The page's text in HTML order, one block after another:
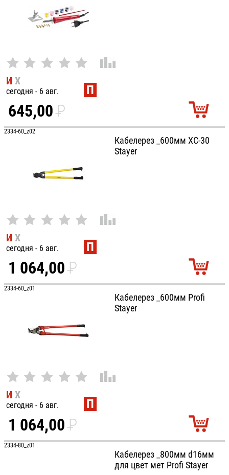
И Х
сегодня - 6 авг. П
645,00P
УБ.
2334-60_z02
Кабелерез _600мм XC-30
Stayer
И Х
сегодня - 6 авг. П
1 064,00P
УБ.
2334-60_z01
Кабелерез _600мм Profi
Stayer
И Х
сегодня - 6 авг. П
1 064,00P
УБ.
2334-80_z01
Кабелерез _800мм d16мм
для цвет мет Profi Stayer